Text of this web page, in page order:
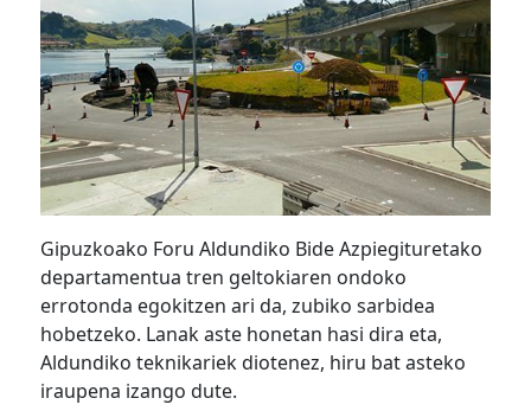
Gipuzkoako Foru Aldundiko Bide Azpiegituretako
departamentua tren geltokiaren ondoko
errotonda egokitzen ari da, zubiko sarbidea
hobetzeko. Lanak aste honetan hasi dira eta,
Aldundiko teknikariek diotenez, hiru bat asteko
iraupena izango dute.